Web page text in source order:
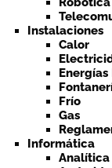
Instalaciones
Calor
Energías
Frío
Gas
Informática
Analítica